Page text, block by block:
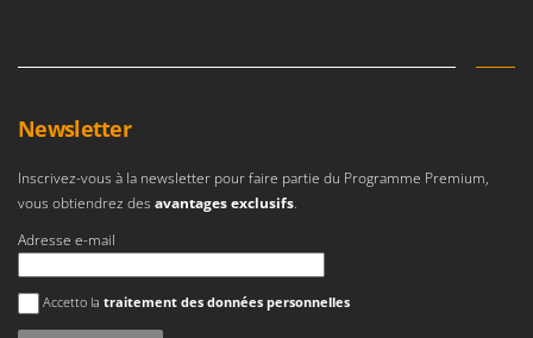
Newsletter
Inscrivez-vous à la newsletter pour faire partie du Programme Premium,
vous obtiendrez des avantages exclusifs.
Adresse e-mail
Une erreur est survenue
Accetto la traitement des données personnelles